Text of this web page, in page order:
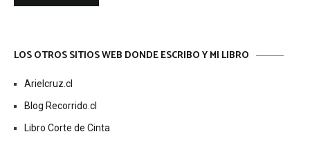
LOS OTROS SITIOS WEB DONDE ESCRIBO Y MI LIBRO
Arielcruz.cl
Blog Recorrido.cl
Libro Corte de Cinta